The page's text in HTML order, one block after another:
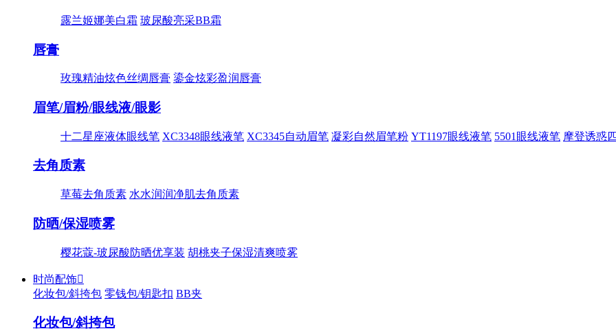
露兰姬娜美白霜 玻尿酸亮采BB霜
唇膏
玫瑰精油炫色丝绸唇膏 鎏金炫彩盈润唇膏
眉笔/眉粉/眼线液/眼影
十二星座液体眼线笔 XC3348眼线液笔 XC3345自动眉笔 凝彩自然眉笔粉 YT1197眼线液笔 5501眼线液笔 摩登诱惑
去角质素
草莓去角质素 水水润润净肌去角质素
防晒/保湿喷雾
樱花蔻-玻尿酸防晒优享装 胡桃夹子保湿清爽喷雾
时尚配饰
化妆包/斜挎包 零钱包/钥匙扣 BB夹
化妆包/斜挎包